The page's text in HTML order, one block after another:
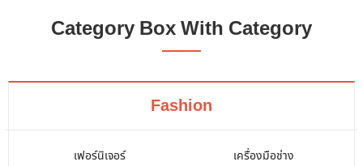
Category Box With Category
Fashion
เฟอร์นิเจอร์
เครื่องมือช่าง